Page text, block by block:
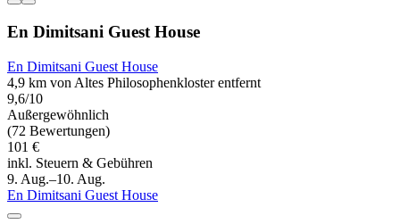
En Dimitsani Guest House
En Dimitsani Guest House
4,9 km von Altes Philosophenkloster entfernt
9,6/10
Außergewöhnlich
(72 Bewertungen)
101 €
inkl. Steuern & Gebühren
9. Aug.–10. Aug.
En Dimitsani Guest House